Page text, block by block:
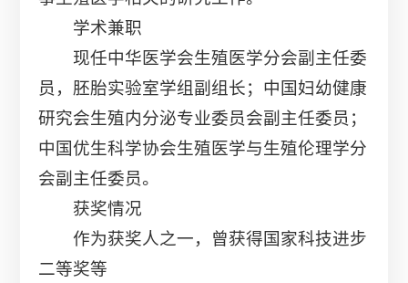
学术兼职
现任中华医学会生殖医学分会副主任委
员，胚胎实验室学组副组长；中国妇幼健康
研究会生殖内分泌专业委员会副主任委员；
中国优生科学协会生殖医学与生殖伦理学分
会副主任委员。
获奖情况
作为获奖人之一，曾获得国家科技进步
二等奖等